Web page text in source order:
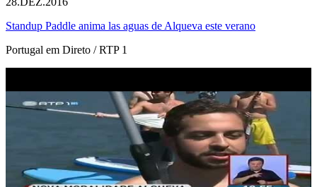
Standup Paddle anima las aguas de Alqueva este verano
Portugal em Direto / RTP 1